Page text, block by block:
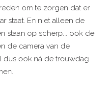
om te zorgen dat er
staat. En niet alleen de
staan op scherp... ook de
de camera van de
dus ook ná de trouwdag